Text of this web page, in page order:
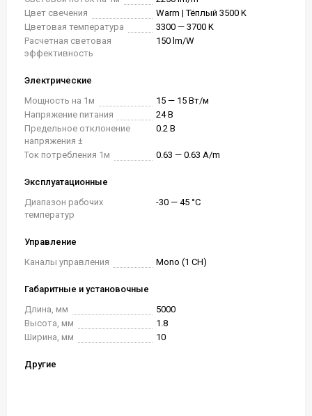
Цвет свечения
Warm | Тёплый 3500 K
Цветовая температура
3300 — 3700 K
Расчетная световая
эффективность
150 lm/W
Электрические
Мощность на 1м
15 — 15 Вт/м
Напряжение питания
24 В
Предельное отклонение
напряжения ±
0.2 В
Ток потребления 1м 0.63 — 0.63 A/m
Эксплуатационные
Диапазон рабочих
температур
-30 — 45 °C
Управление
Каналы управления
Mono (1 CH)
Габаритные и установочные
Длина, мм
5000
Высота, мм
1.8
Ширина, мм
10
Другие